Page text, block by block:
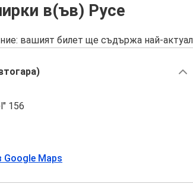
в(ъв) Русе
вашият билет ще съдържа най-
156
Google Maps